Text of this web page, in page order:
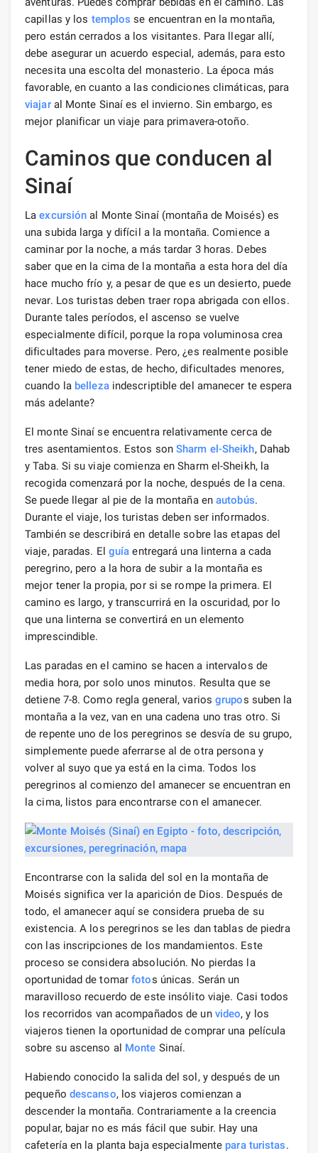
capillas y los templos se encuentran en la montaña,
pero están cerrados a los visitantes. Para llegar allí,
debe asegurar un acuerdo especial, además, para esto
necesita una escolta del monasterio. La época más
favorable, en cuanto a las condiciones climáticas, para
viajaral Monte Sinaí es el invierno. Sin embargo, es
mejor planificar un viaje para primavera-otoño.
Caminos que conducen al
Sinaí
Laexcursión al Monte Sinaí (montaña de Moisés) es
una subida larga y difícil a la montaña. Comience a
caminar por la noche, a más tardar 3 horas. Debes
saber que en la cima de la montaña a esta hora del día
hace mucho frío y, a pesar de que es un desierto, puede
nevar. Los turistas deben traer ropa abrigada con ellos.
Durante tales períodos, el ascenso se vuelve
especialmente difícil, porque la ropa voluminosa crea
dificultades para moverse. Pero, ¿es realmente posible
tener miedo de estas, de hecho, dificultades menores,
cuando la bellezaindescriptible del amanecer te espera
más adelante?
El monte Sinaí se encuentra relativamente cerca de
tres asentamientos. Estos sonSharm el-Sheikh, Dahab
y Taba. Si su viaje comienza en Sharm el-Sheikh, la
recogida comenzará por la noche, después de la cena.
Se puede llegar al pie de la montaña enautobús.
Durante el viaje, los turistas deben ser informados.
También se describirá en detalle sobre las etapas del
viaje, paradas. El guía entregará una linterna a cada
peregrino, pero a la hora de subir a la montaña es
mejor tener la propia, por si se rompe la primera. El
camino es largo, y transcurrirá en la oscuridad, por lo
que una linterna se convertirá en un elemento
imprescindible.
Las paradas en el camino se hacen a intervalos de
media hora, por solo unos minutos. Resulta que se
detiene 7-8. Como regla general, variosgrupos suben la
montaña a la vez, van en una cadena uno tras otro. Si
de repente uno de los peregrinos se desvía de su grupo,
simplemente puede aferrarse al de otra persona y
volver al suyo que ya está en la cima. Todos los
peregrinos al comienzo del amanecer se encuentran en
la cima, listos para encontrarse con el amanecer.
Encontrarse con la salida del sol en la montaña de
Moisés significa ver la aparición de Dios. Después de
todo, el amanecer aquí se considera prueba de su
existencia. A los peregrinos se les dan tablas de piedra
con las inscripciones de los mandamientos. Este
proceso se considera absolución. No pierdas la
oportunidad de tomarfotos únicas. Serán un
maravilloso recuerdo de este insólito viaje. Casi todos
los recorridos van acompañados de un video, y los
viajeros tienen la oportunidad de comprar una película
sobre su ascenso al Monte Sinaí.
Habiendo conocido la salida del sol, y después de un
pequeño descanso, los viajeros comienzan a
descender la montaña. Contrariamente a la creencia
popular, bajar no es más fácil que subir. Hay una
cafetería en la planta baja especialmente para turistas.